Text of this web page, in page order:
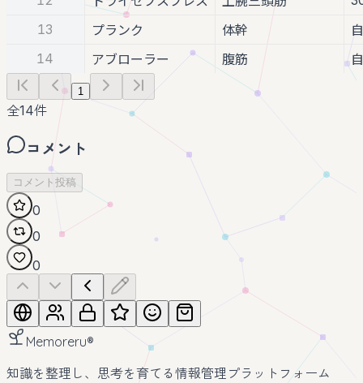
13
プランク 体幹
14
アブローラー 腹筋
1
全14件
コメント
コメント投稿
0
0
0
Memoreru®
知識を整理し、思考を育てる情報管理プラットフォーム